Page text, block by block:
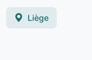
Liège